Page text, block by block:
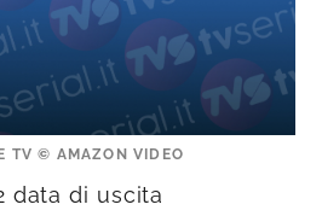
TV © AMAZON VIDEO
data di uscita